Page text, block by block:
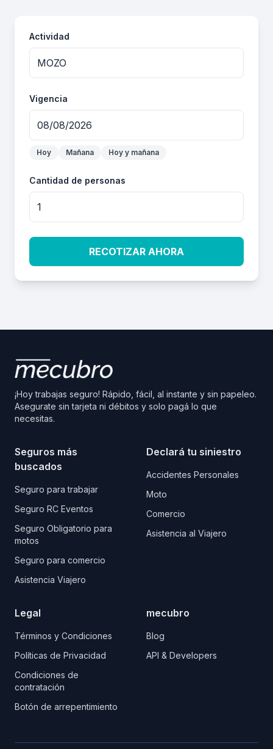
Actividad
Vigencia
Hoy Mañana Hoy y mañana
Cantidad de personas
RECOTIZAR AHORA
¡Hoy trabajas seguro! Rápido, fácil, al instante y sin papeleo.
Asegurate sin tarjeta ni débitos y solo pagá lo que
necesitas.
Seguros más
buscados
Seguro para trabajar
Seguro RC Eventos
Seguro Obligatorio para
motos
Seguro para comercio
Asistencia Viajero
Declará tu siniestro
Accidentes Personales
Moto
Comercio
Asistencia al Viajero
Legal
Términos y Condiciones
Políticas de Privacidad
Condiciones de
contratación
Botón de arrepentimiento
mecubro
Blog
API & Developers